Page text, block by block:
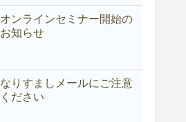
オンラインセミナー開始の
お知らせ
なりすましメールにご注意
ください